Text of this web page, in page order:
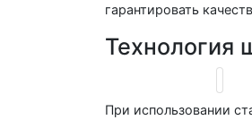
гарантировать
Технология
При использовании